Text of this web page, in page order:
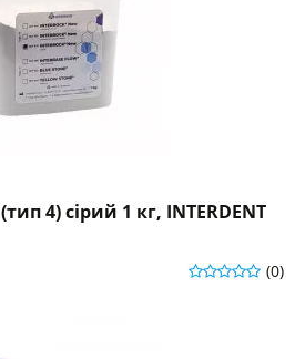
4) сірий 1 кг, INTERDENT
(0)